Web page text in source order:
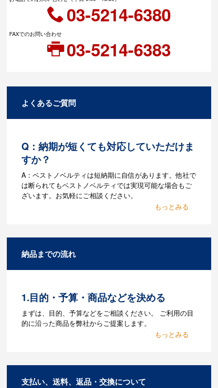
03-5214-6380
FAXでのお問い合わせ
03-5214-6383
よくあるご質問
Q：納期が短くても対応していただけま
すか？
A：ベストノベルティは短納期に自信があります。他社で
は断られてもベストノベルティでは実現可能な場合もご
ざいます。お気軽にご相談ください。
があります。Adobe illustratorのaiファイ
Q：ウェブサイトに掲載され
ていないオリジナルのノベル
タマイズが可能です。お気軽にご相談く
納品までの流れ
1.目的・予算・商品などを決める
まずは、目的、予算などをご相談ください。 ご利用の目
的に沿った商品を弊社からご提案します。
お見積を弊社からお出しします。
支払い、送料、返品・交換について